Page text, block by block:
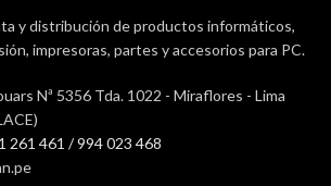
y distribución de productos informáticos,
impresoras, partes y accesorios para PC.
Nª 5356 Tda. 1022 - Miraflores - Lima
261 461 / 994 023 468